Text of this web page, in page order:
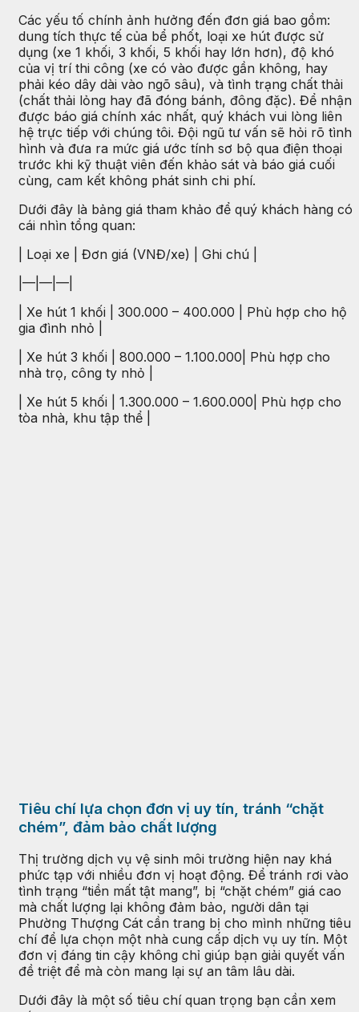
Các yếu tố chính ảnh hưởng đến đơn giá bao gồm:
dung tích thực tế của bể phốt, loại xe hút được sử
dụng (xe 1 khối, 3 khối, 5 khối hay lớn hơn), độ khó
của vị trí thi công (xe có vào được gần không, hay
phải kéo dây dài vào ngõ sâu), và tình trạng chất thải
(chất thải lỏng hay đã đóng bánh, đông đặc). Để nhận
được báo giá chính xác nhất, quý khách vui lòng liên
hệ trực tiếp với chúng tôi. Đội ngũ tư vấn sẽ hỏi rõ tình
hình và đưa ra mức giá ước tính sơ bộ qua điện thoại
trước khi kỹ thuật viên đến khảo sát và báo giá cuối
cùng, cam kết không phát sinh chi phí.
Dưới đây là bảng giá tham khảo để quý khách hàng có
cái nhìn tổng quan:
| Loại xe | Đơn giá (VNĐ/xe) | Ghi chú |
|—|—|—|
| Xe hút 1 khối | 300.000 – 400.000 | Phù hợp cho hộ
gia đình nhỏ |
| Xe hút 3 khối | 800.000 – 1.100.000| Phù hợp cho
nhà trọ, công ty nhỏ |
| Xe hút 5 khối | 1.300.000 – 1.600.000| Phù hợp cho
tòa nhà, khu tập thể |
Tiêu chí lựa chọn đơn vị uy tín, tránh “chặt
chém”, đảm bảo chất lượng
Thị trường dịch vụ vệ sinh môi trường hiện nay khá
phức tạp với nhiều đơn vị hoạt động. Để tránh rơi vào
tình trạng “tiền mất tật mang”, bị “chặt chém” giá cao
mà chất lượng lại không đảm bảo, người dân tại
Phường Thượng Cát cần trang bị cho mình những tiêu
chí để lựa chọn một nhà cung cấp dịch vụ uy tín. Một
đơn vị đáng tin cậy không chỉ giúp bạn giải quyết vấn
đề triệt để mà còn mang lại sự an tâm lâu dài.
Dưới đây là một số tiêu chí quan trọng bạn cần xem